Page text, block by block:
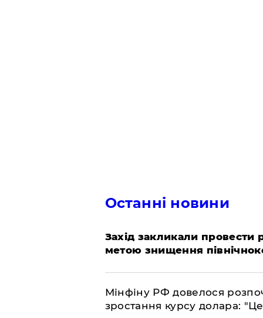
Останні новини
​Захід закликали
метою знищення
​Мінфіну РФ довелося
зростання курсу долара: